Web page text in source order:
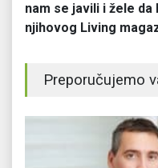
nam se javili i žele
njihovog Living
Preporučujemo